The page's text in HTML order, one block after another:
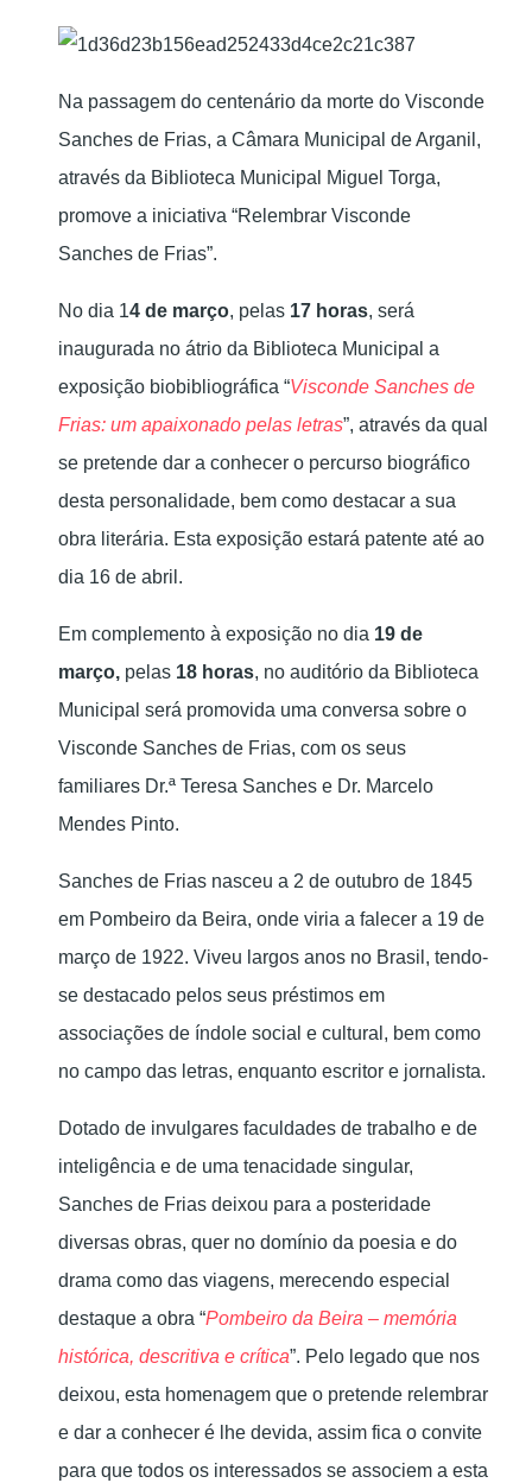
Na passagem do centenário da morte do Visconde
Sanches de Frias, a Câmara Municipal de Arganil,
através da Biblioteca Municipal Miguel Torga,
promove a iniciativa “Relembrar Visconde
Sanches de Frias”.
No dia 14 de março, pelas 17 horas, será
inaugurada no átrio da Biblioteca Municipal a
exposição biobibliográfica “Visconde Sanches de
Frias: um apaixonado pelas letras”, através da qual
se pretende dar a conhecer o percurso biográfico
desta personalidade, bem como destacar a sua
obra literária. Esta exposição estará patente até ao
dia 16 de abril.
Em complemento à exposição no dia 19 de
março, pelas 18 horas, no auditório da Biblioteca
Municipal será promovida uma conversa sobre o
Visconde Sanches de Frias, com os seus
familiares Dr.ª Teresa Sanches e Dr. Marcelo
Mendes Pinto.
Sanches de Frias nasceu a 2 de outubro de 1845
em Pombeiro da Beira, onde viria a falecer a 19 de
março de 1922. Viveu largos anos no Brasil, tendo-
se destacado pelos seus préstimos em
associações de índole social e cultural, bem como
no campo das letras, enquanto escritor e jornalista.
Dotado de invulgares faculdades de trabalho e de
inteligência e de uma tenacidade singular,
Sanches de Frias deixou para a posteridade
diversas obras, quer no domínio da poesia e do
drama como das viagens, merecendo especial
destaque a obra “Pombeiro da Beira – memória
histórica, descritiva e crítica”. Pelo legado que nos
deixou, esta homenagem que o pretende relembrar
e dar a conhecer é lhe devida, assim fica o convite
para que todos os interessados se associem a esta